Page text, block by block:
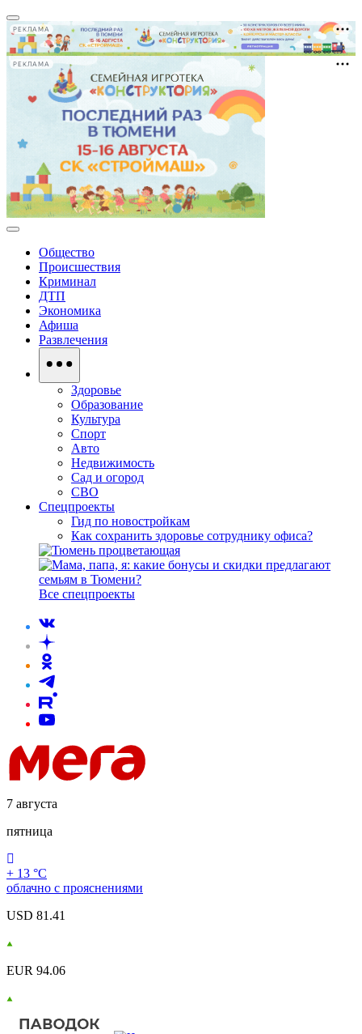
РЕКЛАМА
РЕКЛАМА
Общество
Происшествия
Криминал
ДТП
Экономика
Афиша
Развлечения
Здоровье
Образование
Культура
Спорт
Авто
Недвижимость
Сад и огород
СВО
Спецпроекты
Гид по новостройкам
Как сохранить здоровье сотруднику офиса?
Все спецпроекты
7 августа
пятница
+ 13 °С
облачно с прояснениями
USD 81.41
EUR 94.06